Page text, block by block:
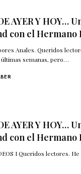
AYER Y HOY…
con el Hermano
Anales. Queridos
semanas, pero…
AYER Y HOY…
con el Hermano
I Queridos lectores.